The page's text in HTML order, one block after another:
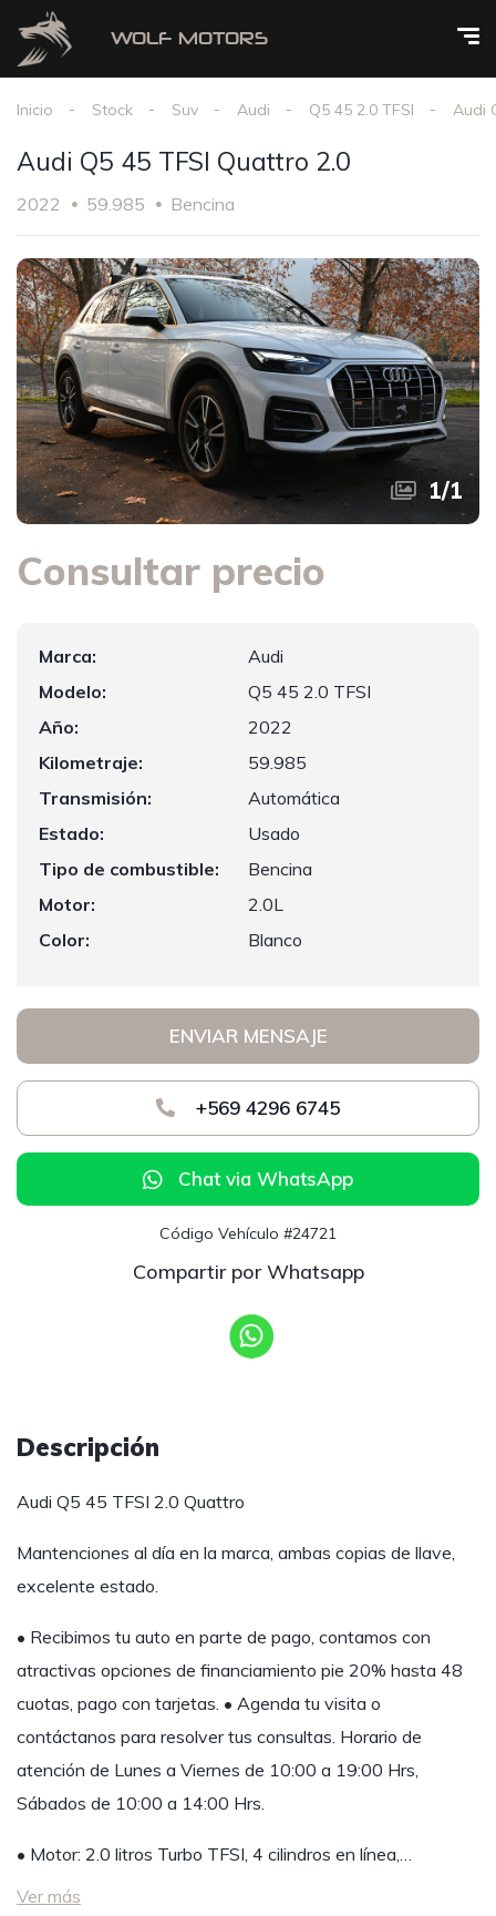
Inicio Stock Suv Audi Q5 45 2.0 TFSI Audi
Audi Q5 45 TFSI Quattro 2.0
2022 59.985 Bencina
1/1
Consultar precio
Marca:
Audi
Modelo:
Q5 45 2.0 TFSI
Año:
2022
Kilometraje:
59.985
Transmisión:
Automática
Estado:
Usado
Tipo de combustible:
Bencina
Motor:
2.0L
Color:
Blanco
ENVIAR MENSAJE
+569 4296 6745
Chat via WhatsApp
Código Vehículo #24721
Compartir por Whatsapp
Descripción
Audi Q5 45 TFSI 2.0 Quattro
Mantenciones al día en la marca, ambas copias de llave,
excelente estado.
• Recibimos tu auto en parte de pago, contamos con
atractivas opciones de financiamiento pie 20% hasta 48
cuotas, pago con tarjetas. • Agenda tu visita o
contáctanos para resolver tus consultas. Horario de
atención de Lunes a Viernes de 10:00 a 19:00 Hrs,
Sábados de 10:00 a 14:00 Hrs.
• Motor: 2.0 litros Turbo TFSI, 4 cilindros en línea,…
Ver más